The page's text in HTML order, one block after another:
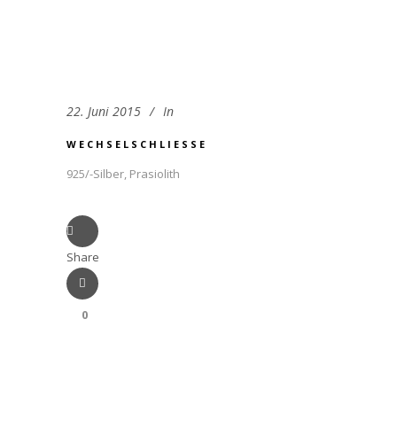
22. Juni 2015 In
WECHSELSCHLIESSE
925/-Silber, Prasiolith
Share
0